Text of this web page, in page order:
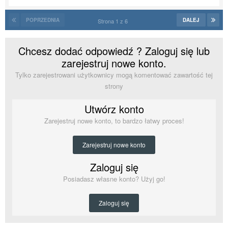
POPRZEDNIA DALEJ
Strona 1 z 6
Chcesz dodać odpowiedź ? Zaloguj się lub
zarejestruj nowe konto.
Tylko zarejestrowani użytkownicy mogą komentować zawartość tej
strony
Utwórz konto
Zarejestruj nowe konto, to bardzo łatwy proces!
Zarejestruj nowe konto
Zaloguj się
Posiadasz własne konto? Użyj go!
Zaloguj się